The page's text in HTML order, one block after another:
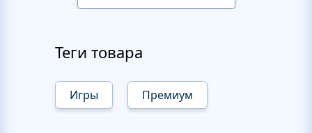
Теги товара
Игры Премиум